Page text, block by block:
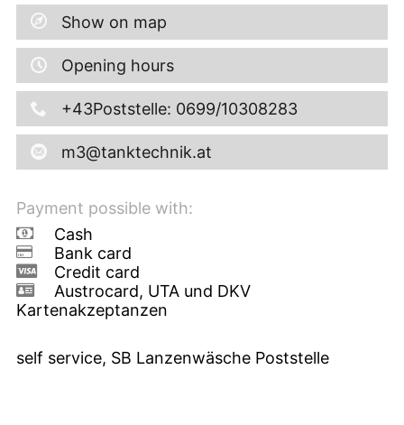
Show on map
Opening hours
+43Poststelle: 0699/10308283
m3@tanktechnik.at
Payment possible with:
Cash
Bank card
Credit card
Austrocard, UTA und DKV
Kartenakzeptanzen
self service, SB Lanzenwäsche Poststelle